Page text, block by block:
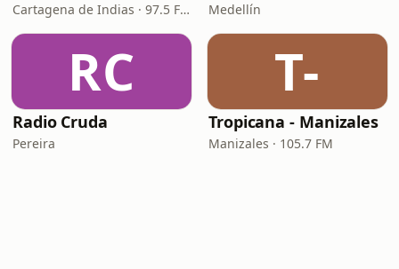
Cartagena de Indias · 97.5 FM Medellín
RC
Radio Cruda
Pereira
T-
Tropicana - Manizales
Manizales · 105.7 FM